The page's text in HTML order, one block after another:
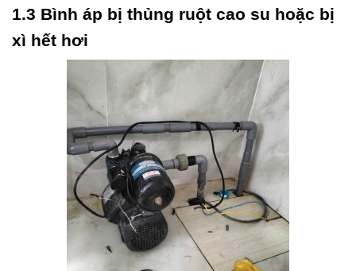
1.3 Bình áp bị thủng ruột cao su hoặc bị
xì hết hơi